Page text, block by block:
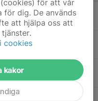
för att vår
för dig. De används
att hjälpa oss att
cookies
kakor